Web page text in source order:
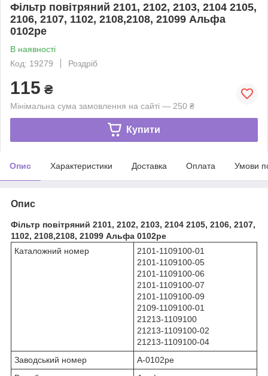
Фільтр повітряний 2101, 2102, 2103, 2104 2105,
2106, 2107, 1102, 2108,2108, 21099 Альфа
0102ре
В наявності
Код: 19279
Роздріб
115 ₴
Мінімальна сума замовлення на сайті — 250 ₴
Купити
Опис Характеристики Доставка Оплата Умови
Опис
Фільтр повітряний 2101, 2102, 2103, 2104 2105, 2106, 2107,
1102, 2108,2108, 21099 Альфа 0102ре
Каталожний номер
2101-1109100-01
2101-1109100-05
2101-1109100-06
2101-1109100-07
2101-1109100-09
2109-1109100-01
21213-1109100
21213-1109100-02
21213-1109100-04
Заводський номер
А-0102ре